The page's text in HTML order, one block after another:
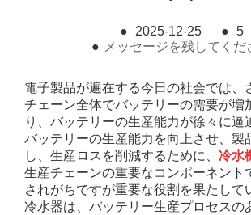
● 2025-12-25 ● 5
● メッセージを残してくだ
電子製品が遍在する今日の社会では、
チェーン全体でバッテリーの需要が増
り、バッテリーの生産能力が徐々に逼
バッテリーの生産能力を向上させ、製
し、生産ロスを削減するために、 冷水
生産チェーンの重要なコンポーネント
されがちですが重要な役割を果たして
冷水器は、バッテリー生産プロセスの